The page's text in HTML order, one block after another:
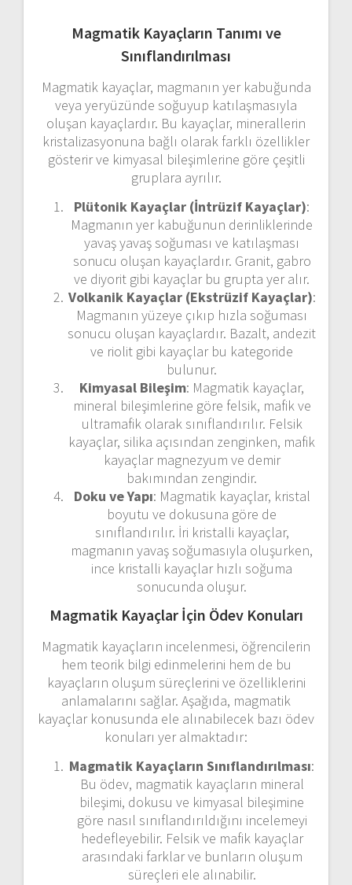
Magmatik Kayaçların Tanımı ve
Sınıflandırılması
Magmatik kayaçlar, magmanın yer kabuğunda
veya yeryüzünde soğuyup katılaşmasıyla
oluşan kayaçlardır. Bu kayaçlar, minerallerin
kristalizasyonuna bağlı olarak farklı özellikler
gösterir ve kimyasal bileşimlerine göre çeşitli
gruplara ayrılır.
Plütonik Kayaçlar (İntrüzif Kayaçlar):
Magmanın yer kabuğunun derinliklerinde
yavaş yavaş soğuması ve katılaşması
sonucu oluşan kayaçlardır. Granit, gabro
ve diyorit gibi kayaçlar bu grupta yer alır.
Volkanik Kayaçlar (Ekstrüzif Kayaçlar):
Magmanın yüzeye çıkıp hızla soğuması
sonucu oluşan kayaçlardır. Bazalt, andezit
ve riolit gibi kayaçlar bu kategoride
bulunur.
Kimyasal Bileşim: Magmatik kayaçlar,
mineral bileşimlerine göre felsik, mafik ve
ultramafik olarak sınıflandırılır. Felsik
kayaçlar, silika açısından zenginken, mafik
kayaçlar magnezyum ve demir
bakımından zengindir.
Doku ve Yapı: Magmatik kayaçlar, kristal
boyutu ve dokusuna göre de
sınıflandırılır. İri kristalli kayaçlar,
magmanın yavaş soğumasıyla oluşurken,
ince kristalli kayaçlar hızlı soğuma
sonucunda oluşur.
Magmatik Kayaçlar İçin Ödev Konuları
Magmatik kayaçların incelenmesi, öğrencilerin
hem teorik bilgi edinmelerini hem de bu
kayaçların oluşum süreçlerini ve özelliklerini
anlamalarını sağlar. Aşağıda, magmatik
kayaçlar konusunda ele alınabilecek bazı ödev
konuları yer almaktadır:
Magmatik Kayaçların Sınıflandırılması:
Bu ödev, magmatik kayaçların mineral
bileşimi, dokusu ve kimyasal bileşimine
göre nasıl sınıflandırıldığını incelemeyi
hedefleyebilir. Felsik ve mafik kayaçlar
arasındaki farklar ve bunların oluşum
süreçleri ele alınabilir.